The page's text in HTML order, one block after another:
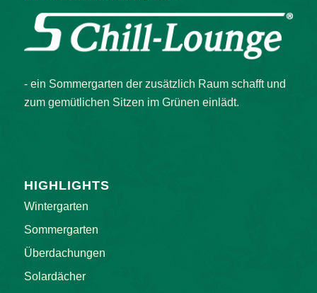
- ein Sommergarten der zusätzlich Raum schafft und
zum gemütlichen Sitzen im Grünen einlädt.
HIGHLIGHTS
Wintergarten
Sommergarten
Überdachungen
Solardächer